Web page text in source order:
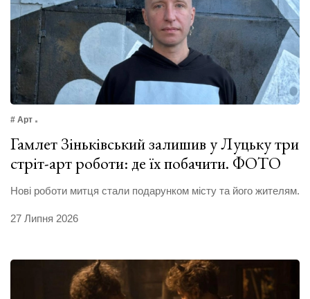
# Арт
Гамлет Зіньківський залишив у Луцьку три
стріт-арт роботи: де їх побачити. ФОТО
Нові роботи митця стали подарунком місту та його жителям.
27 Липня 2026